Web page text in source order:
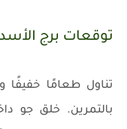
توقعات برج
تناول طعامًا خفيفًا
بالتمرين. خلق جو